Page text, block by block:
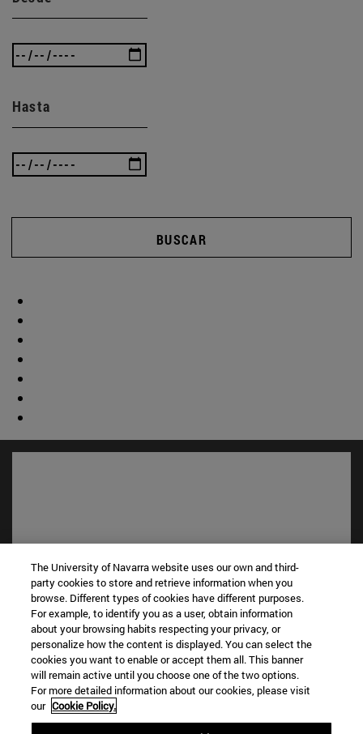
Hasta
BUSCAR
Accesos directos
Biblioteca(abre en nueva ventana)
Mi correo(abre en nueva ventana)
Aula virtual ADI(abre en nueva ventana)
Búsqueda de personas
(abre en nueva ventana)
Trabaja con nosotros(abre en nueva ventana)
The University of Navarra website uses our own and third-
party cookies to store and retrieve information when you
browse. Different types of cookies have different purposes.
For example, to identify you as a user, obtain information
about your browsing habits respecting your privacy, or
personalize how the content is displayed. You can select the
cookies you want to enable or accept them all. This banner
will remain active until you choose one of the two options.
For more detailed information about our cookies, please visit
our Cookie Policy.